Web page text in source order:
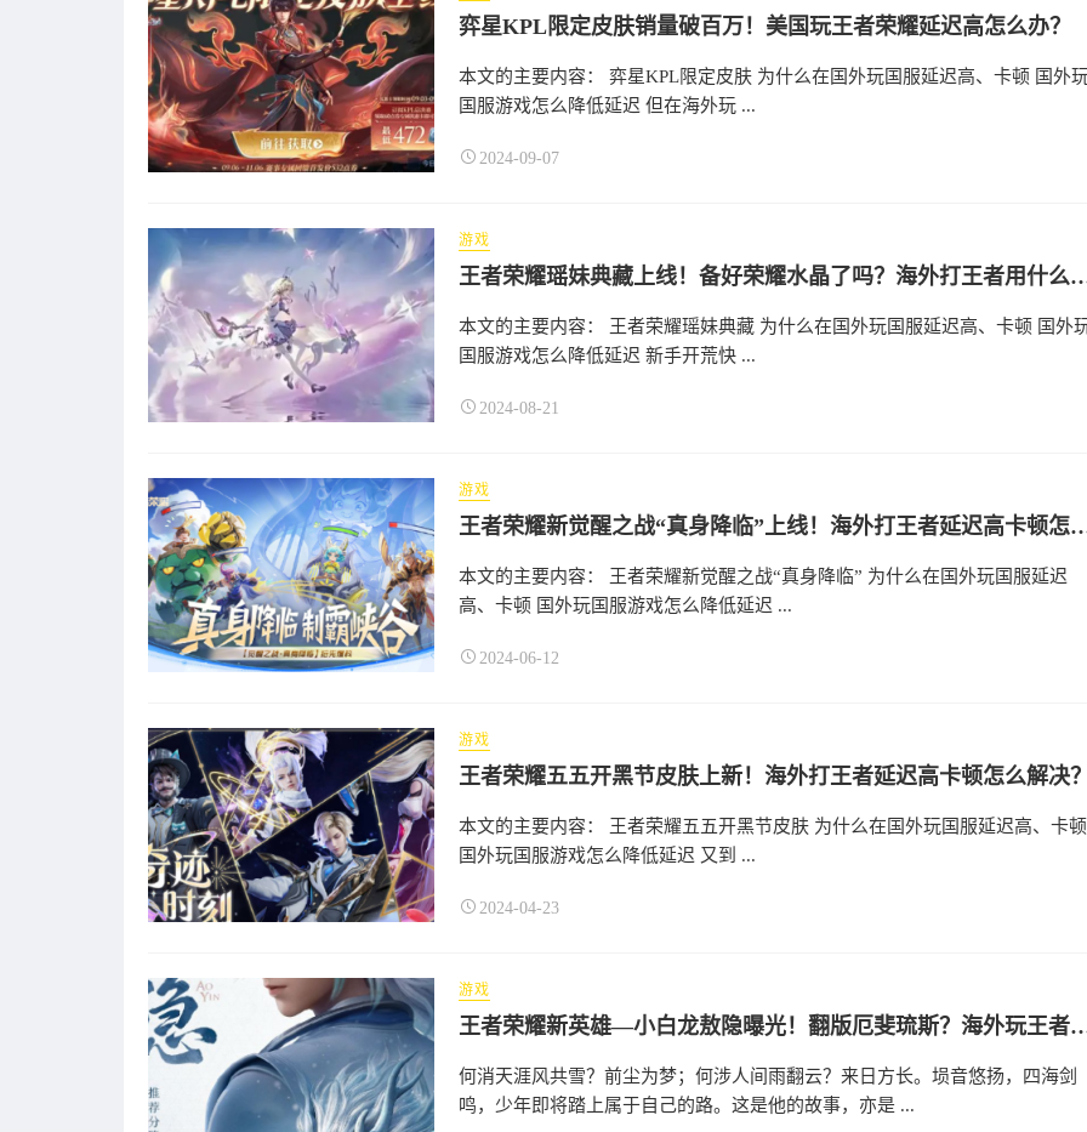
弈星KPL限定皮肤销量破百万！美国玩王者荣耀延迟高怎么办？
本文的主要内容： 弈星KPL限定皮肤 为什么在国外玩国服延迟高、卡顿 国外
国服游戏怎么降低延迟 但在海外玩 ...
2024-09-07
游戏
王者荣耀瑶妹典藏上线！备好荣耀水晶了吗？
本文的主要内容： 王者荣耀瑶妹典藏 为什么在国外玩国服延迟高、卡顿 国外
国服游戏怎么降低延迟 新手开荒快 ...
2024-08-21
游戏
王者荣耀新觉醒之战“真身降临”上线！海外
本文的主要内容： 王者荣耀新觉醒之战“真身降临” 为什么在国外玩国服延迟
高、卡顿 国外玩国服游戏怎么降低延迟 ...
2024-06-12
游戏
王者荣耀五五开黑节皮肤上新！海外打王者延迟高卡顿怎么解决
本文的主要内容： 王者荣耀五五开黑节皮肤 为什么在国外玩国服延迟高、卡顿
国外玩国服游戏怎么降低延迟 又到 ...
2024-04-23
游戏
王者荣耀新英雄—小白龙敖隐曝光！翻版厄斐琉斯？海
何消天涯风共雪？前尘为梦；何涉人间雨翻云？来日方长。埙音悠扬，四海剑
鸣，少年即将踏上属于自己的路。这是他的故事，亦是 ...